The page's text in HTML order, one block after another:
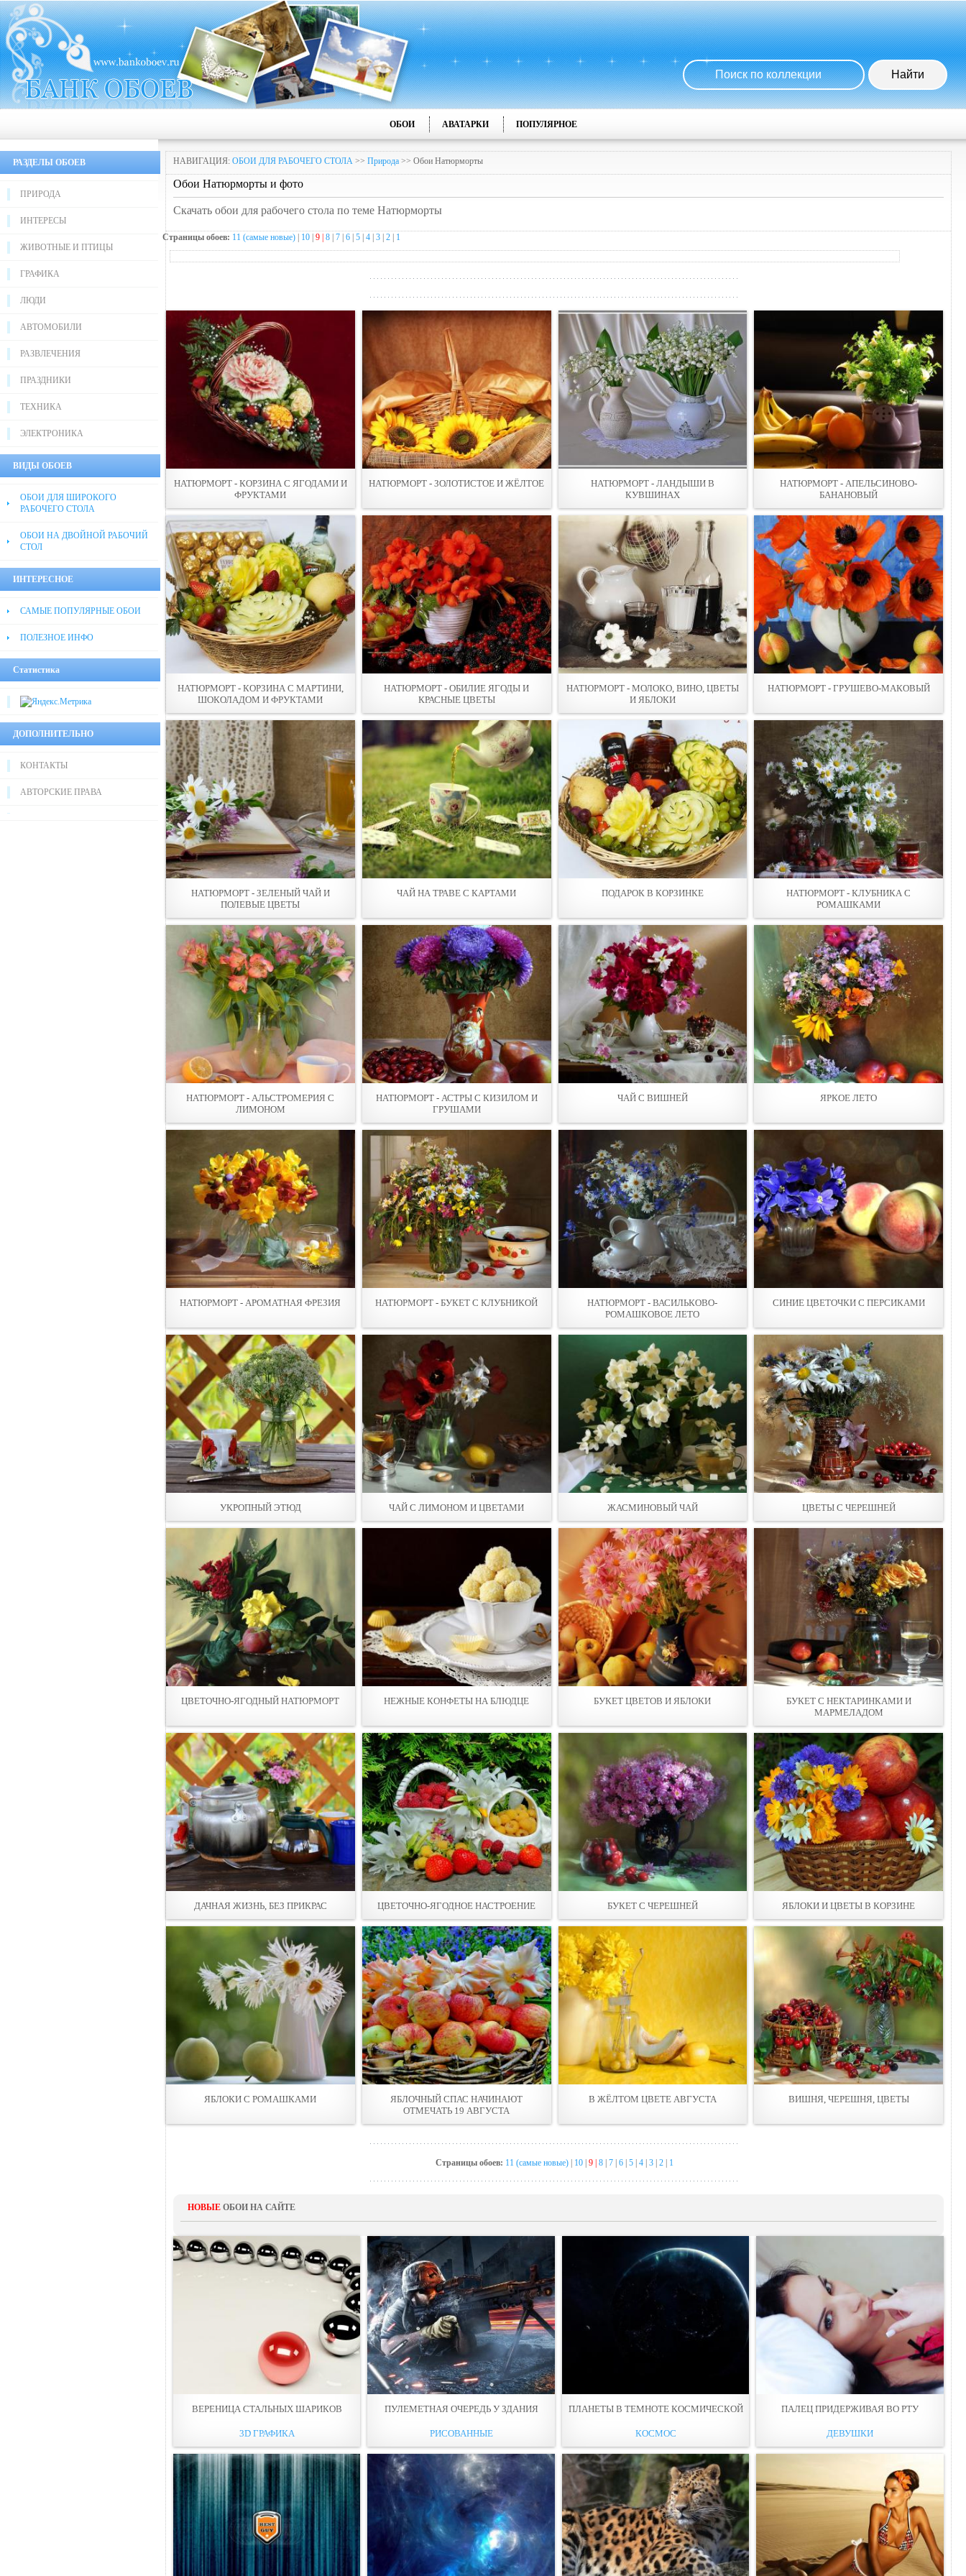
ОБОИ АВАТАРКИ ПОПУЛЯРНОЕ
РАЗДЕЛЫ ОБОЕВ
ПРИРОДА
ИНТЕРЕСЫ
ЖИВОТНЫЕ И ПТИЦЫ
ГРАФИКА
ЛЮДИ
АВТОМОБИЛИ
РАЗВЛЕЧЕНИЯ
ПРАЗДНИКИ
ТЕХНИКА
ЭЛЕКТРОНИКА
ВИДЫ ОБОЕВ
ОБОИ ДЛЯ ШИРОКОГО
РАБОЧЕГО СТОЛА
ОБОИ НА ДВОЙНОЙ РАБОЧИЙ
СТОЛ
ИНТЕРЕСНОЕ
САМЫЕ ПОПУЛЯРНЫЕ ОБОИ
ПОЛЕЗНОЕ ИНФО
Статистика
ДОПОЛНИТЕЛЬНО
КОНТАКТЫ
АВТОРСКИЕ ПРАВА
НАВИГАЦИЯ: ОБОИ ДЛЯ РАБОЧЕГО СТОЛА >> Природа >> Обои Натюрморты
Обои Натюрморты и фото
Скачать обои для рабочего стола по теме Натюрморты
Страницы обоев: 11 (самые новые) 10 9 | 8 7 6 5 4 3 2 1
НАТЮРМОРТ - КОРЗИНА С ЯГОДАМИ И
ФРУКТАМИ
НАТЮРМОРТ - ЗОЛОТИСТОЕ И ЖЁЛТОЕ
НАТЮРМОРТ - ЛАНДЫШИ В
КУВШИНАХ
НАТЮРМОРТ - АПЕЛЬСИНОВО-
БАНАНОВЫЙ
НАТЮРМОРТ - КОРЗИНА С МАРТИНИ,
ШОКОЛАДОМ И ФРУКТАМИ
НАТЮРМОРТ - ОБИЛИЕ ЯГОДЫ И
КРАСНЫЕ ЦВЕТЫ
НАТЮРМОРТ - МОЛОКО, ВИНО, ЦВЕТЫ
И ЯБЛОКИ
НАТЮРМОРТ - ГРУШЕВО-МАКОВЫЙ
НАТЮРМОРТ - ЗЕЛЕНЫЙ ЧАЙ И
ПОЛЕВЫЕ ЦВЕТЫ
ЧАЙ НА ТРАВЕ С КАРТАМИ ПОДАРОК В КОРЗИНКЕ
НАТЮРМОРТ - КЛУБНИКА С
РОМАШКАМИ
НАТЮРМОРТ - АЛЬСТРОМЕРИЯ С
ЛИМОНОМ
НАТЮРМОРТ - АСТРЫ С КИЗИЛОМ И
ГРУШАМИ
ЧАЙ С ВИШНЕЙ ЯРКОЕ ЛЕТО
НАТЮРМОРТ - АРОМАТНАЯ ФРЕЗИЯ НАТЮРМОРТ - БУКЕТ С КЛУБНИКОЙ
НАТЮРМОРТ - ВАСИЛЬКОВО-
РОМАШКОВОЕ ЛЕТО
СИНИЕ ЦВЕТОЧКИ С ПЕРСИКАМИ
УКРОПНЫЙ ЭТЮД ЧАЙ С ЛИМОНОМ И ЦВЕТАМИ ЖАСМИНОВЫЙ ЧАЙ ЦВЕТЫ С ЧЕРЕШНЕЙ
ЦВЕТОЧНО-ЯГОДНЫЙ НАТЮРМОРТ НЕЖНЫЕ КОНФЕТЫ НА БЛЮДЦЕ БУКЕТ ЦВЕТОВ И ЯБЛОКИ
БУКЕТ С НЕКТАРИНКАМИ И
МАРМЕЛАДОМ
ДАЧНАЯ ЖИЗНЬ, БЕЗ ПРИКРАС ЦВЕТОЧНО-ЯГОДНОЕ НАСТРОЕНИЕ БУКЕТ С ЧЕРЕШНЕЙ ЯБЛОКИ И ЦВЕТЫ В КОРЗИНЕ
ЯБЛОКИ С РОМАШКАМИ
ЯБЛОЧНЫЙ СПАС НАЧИНАЮТ
ОТМЕЧАТЬ 19 АВГУСТА
В ЖЁЛТОМ ЦВЕТЕ АВГУСТА ВИШНЯ, ЧЕРЕШНЯ, ЦВЕТЫ
Страницы обоев: 11 (самые новые) 10 9 | 8 7 6 5 4 3 2 1
НОВЫЕ ОБОИ НА САЙТЕ
ВЕРЕНИЦА СТАЛЬНЫХ ШАРИКОВ
3D ГРАФИКА
ПУЛЕМЕТНАЯ ОЧЕРЕДЬ У ЗДАНИЯ
РИСОВАННЫЕ
ПЛАНЕТЫ В ТЕМНОТЕ КОСМИЧЕСКОЙ
КОСМОС
ПАЛЕЦ ПРИДЕРЖИВАЯ ВО РТУ
ДЕВУШКИ